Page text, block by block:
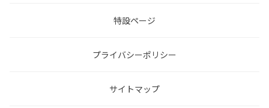
特設ページ
プライバシーポリシー
サイトマップ